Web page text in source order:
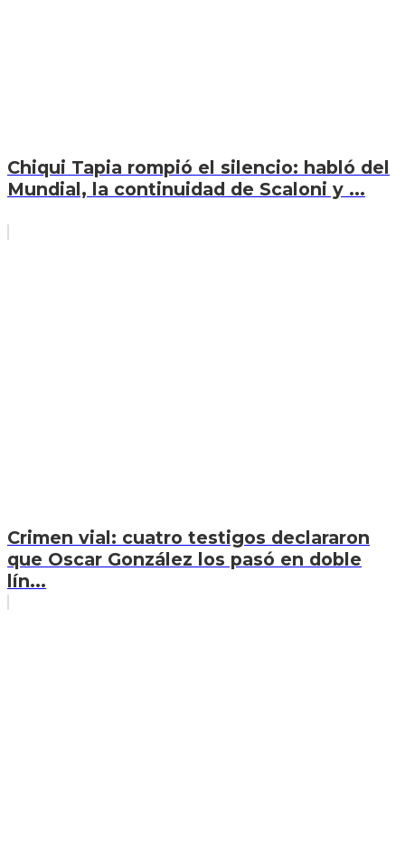
Chiqui Tapia rompió el silencio: habló del
Mundial, la continuidad de Scaloni y ...
Crimen vial: cuatro testigos declararon
que Oscar González los pasó en doble
lín...